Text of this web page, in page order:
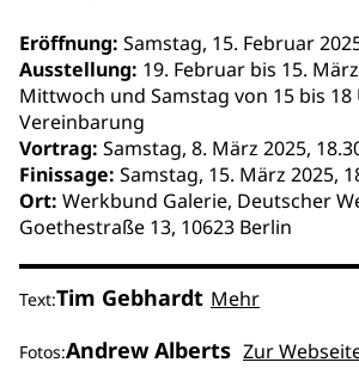
Eröffnung: Samstag, 15. Februar
Ausstellung: 19. Februar bis 15.
Mittwoch und Samstag von 15 bis
Vereinbarung
Vortrag: Samstag, 8. März 2025,
Finissage: Samstag, 15. März 2025,
Ort: Werkbund Galerie, Deutscher
Goethestraße 13, 10623 Berlin
Text:Tim Gebhardt Mehr
Fotos:Andrew Alberts Zur